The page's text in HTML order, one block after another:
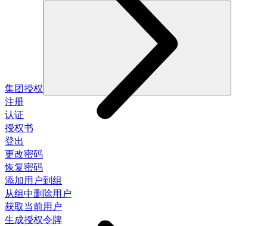
集团授权
注册
认证
授权书
登出
更改密码
恢复密码
添加用户到组
从组中删除用户
获取当前用户
生成授权令牌